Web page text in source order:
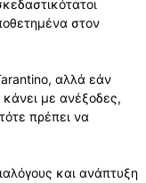
στον
αλλά εάν
κάνει με ανέξοδες,
πρέπει να
και ανάπτυξη